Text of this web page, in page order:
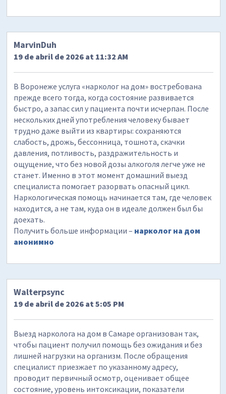
MarvinDuh
19 de abril de 2026 at 11:32 AM
В Воронеже услуга «нарколог на дом» востребована
прежде всего тогда, когда состояние развивается
быстро, а запас сил у пациента почти исчерпан. После
нескольких дней употребления человеку бывает
трудно даже выйти из квартиры: сохраняются
слабость, дрожь, бессонница, тошнота, скачки
давления, потливость, раздражительность и
ощущение, что без новой дозы алкоголя легче уже не
станет. Именно в этот момент домашний выезд
специалиста помогает разорвать опасный цикл.
Наркологическая помощь начинается там, где человек
находится, а не там, куда он в идеале должен был бы
доехать.
Получить больше информации – нарколог на дом
анонимно
Walterpsync
19 de abril de 2026 at 5:05 PM
Выезд нарколога на дом в Самаре организован так,
чтобы пациент получил помощь без ожидания и без
лишней нагрузки на организм. После обращения
специалист приезжает по указанному адресу,
проводит первичный осмотр, оценивает общее
состояние, уровень интоксикации, показатели